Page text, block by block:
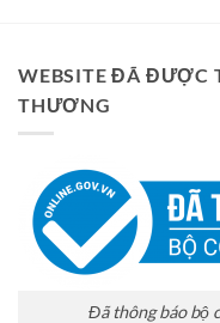
WEBSITE ĐÃ ĐƯỢC
THƯƠNG
Đã thông báo bộ